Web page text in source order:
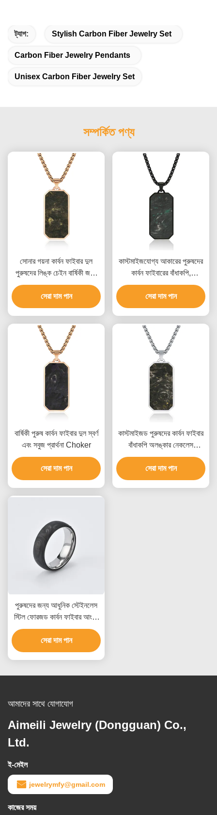
ট্যাগ: Stylish Carbon Fiber Jewelry Set
Carbon Fiber Jewelry Pendants
Unisex Carbon Fiber Jewelry Set
সম্পর্কিত পণ্য
সোনার গয়না কার্বন ফাইবার দুল
পুরুষদের লিঙ্ক চেইন বার্ষিকী জন্য
নেকলেস
সেরা দাম পান
কাস্টমাইজযোগ্য আকারের পুরুষদের
কার্বন ফাইবারের বাঁধাকপি,
এয়ারস্পেস-গ্রেড উপাদান এবং
অনন্য মার্বেল প্যাটার্ন সহ
সেরা দাম পান
বার্ষিকী পুরুষ কার্বন ফাইবার দুল স্বর্ণ
এবং সবুজ প্রার্থনা Choker
সেরা দাম পান
কাস্টমাইজড পুরুষদের কার্বন ফাইবার
বাঁধাকপি অলঙ্কার নেকলেস
ফ্যাশনেবল
সেরা দাম পান
পুরুষদের জন্য আধুনিক স্টেইনলেস
স্টিল ফোরজড কার্বন ফাইবার আংটি,
জলরোধী এবং কাস্টমাইজড পরিষেবা
সহ
সেরা দাম পান
আমাদের সাথে যোগাযোগ
Aimeili Jewelry (Dongguan) Co.,
Ltd.
ই-মেইল
jewelrymfy@gmail.com
কাজের সময়